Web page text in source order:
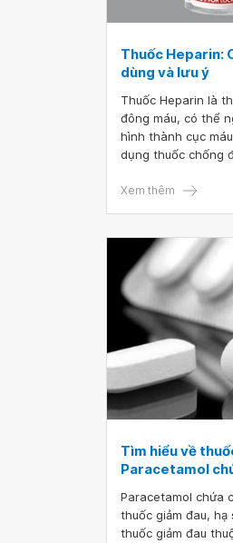
Thuốc Heparin:
dùng và lưu ý
Thuốc Heparin là
đông máu, có thể
hình thành cục
dụng thuốc chống
theo chỉ định của
Xem thêm
Tìm hiểu về
Paracetamol
Paracetamol chứa
thuốc giảm đau,
thuốc giảm đau